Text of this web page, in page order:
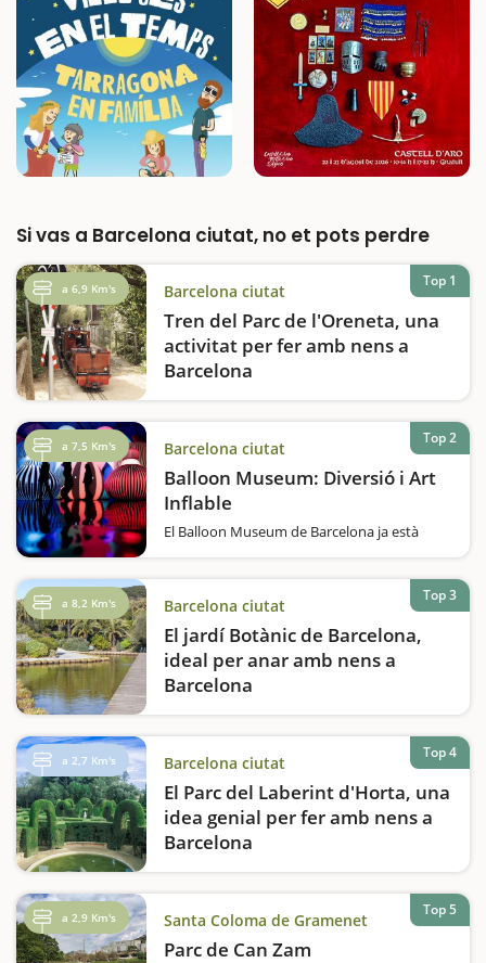
Si vas a Barcelona ciutat, no et pots perdre
a 6,9 Km's Barcelona ciutat
Tren del Parc de l'Oreneta, una
activitat per fer amb nens a
Barcelona
El Tren del Parc de l'Oreneta és una
experiència única que trasllada les famílies al
món dels ferrocarrils en miniatura. Situat al
parc del Castell de l'Oreneta, al districte de
Sarrià-Sant Gervasi de…
Top 1
a 7,5 Km's Barcelona ciutat
Balloon Museum: Diversió i Art
Inflable
El Balloon Museum de Barcelona ja està
Aquest museu ha estat creat per un equip
de curadors especialitzats en art
contemporani que incorpora…
Top 2
a 8,2 Km's Barcelona ciutat
El jardí Botànic de Barcelona,
ideal per anar amb nens a
Barcelona
El Jardí Botànic de Barcelona és un lloc
perfecte per gaudir en família d'un entorn
natural únic. Situat a Montjuïc, aquest espai
ofereix un recorregut fascinant entre
espècies vegetals de diferents regions…
Top 3
a 2,7 Km's Barcelona ciutat
El Parc del Laberint d'Horta, una
idea genial per fer amb nens a
Barcelona
El Parc del Laberint d’Horta és una joia
amagada de Barcelona, ideal per a una
escapada en família. Situat al barri d’Horta-
Guinardó, aquest jardí històric combina la
bellesa d’un jardí neoclàssic…
Top 4
a 2,9 Km's Santa Coloma de Gramenet
Parc de Can Zam
Top 5